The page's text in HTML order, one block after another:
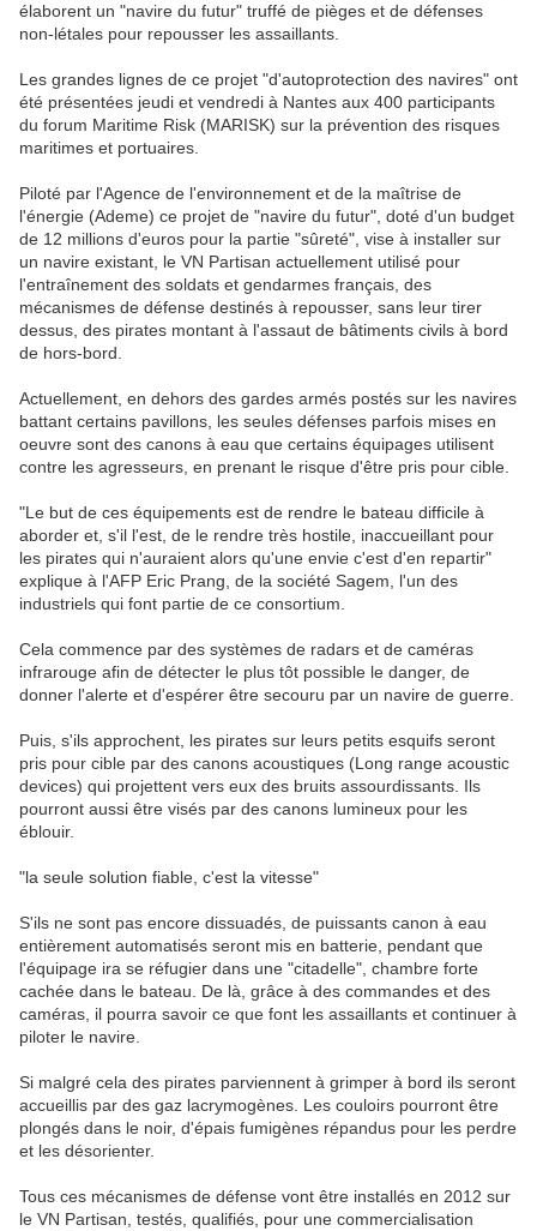
élaborent un "navire du futur" truffé de pièges et de défenses
non-létales pour repousser les assaillants.
Les grandes lignes de ce projet "d'autoprotection des navires" ont
été présentées jeudi et vendredi à Nantes aux 400 participants
du forum Maritime Risk (MARISK) sur la prévention des risques
maritimes et portuaires.
Piloté par l'Agence de l'environnement et de la maîtrise de
l'énergie (Ademe) ce projet de "navire du futur", doté d'un budget
de 12 millions d'euros pour la partie "sûreté", vise à installer sur
un navire existant, le VN Partisan actuellement utilisé pour
l'entraînement des soldats et gendarmes français, des
mécanismes de défense destinés à repousser, sans leur tirer
dessus, des pirates montant à l'assaut de bâtiments civils à bord
de hors-bord.
Actuellement, en dehors des gardes armés postés sur les navires
battant certains pavillons, les seules défenses parfois mises en
oeuvre sont des canons à eau que certains équipages utilisent
contre les agresseurs, en prenant le risque d'être pris pour cible.
"Le but de ces équipements est de rendre le bateau difficile à
aborder et, s'il l'est, de le rendre très hostile, inaccueillant pour
les pirates qui n'auraient alors qu'une envie c'est d'en repartir"
explique à l'AFP Eric Prang, de la société Sagem, l'un des
industriels qui font partie de ce consortium.
Cela commence par des systèmes de radars et de caméras
infrarouge afin de détecter le plus tôt possible le danger, de
donner l'alerte et d'espérer être secouru par un navire de guerre.
Puis, s'ils approchent, les pirates sur leurs petits esquifs seront
pris pour cible par des canons acoustiques (Long range acoustic
devices) qui projettent vers eux des bruits assourdissants. Ils
pourront aussi être visés par des canons lumineux pour les
éblouir.
"la seule solution fiable, c'est la vitesse"
S'ils ne sont pas encore dissuadés, de puissants canon à eau
entièrement automatisés seront mis en batterie, pendant que
l'équipage ira se réfugier dans une "citadelle", chambre forte
cachée dans le bateau. De là, grâce à des commandes et des
caméras, il pourra savoir ce que font les assaillants et continuer à
piloter le navire.
Si malgré cela des pirates parviennent à grimper à bord ils seront
accueillis par des gaz lacrymogènes. Les couloirs pourront être
plongés dans le noir, d'épais fumigènes répandus pour les perdre
et les désorienter.
Tous ces mécanismes de défense vont être installés en 2012 sur
le VN Partisan, testés, qualifiés, pour une commercialisation